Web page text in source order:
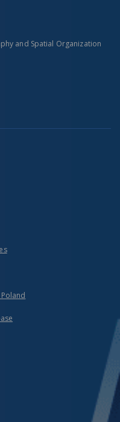
and Spatial Organization